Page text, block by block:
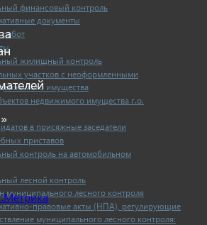
финансовый контроль
документы
жилищный контроль
участков с неоформленными
имущества
недвижимого имущества г.о.
в присяжные заседатели
приставов
контроль на автомобильном
лесной контроль
муниципального лесного контроля
правовые акты (НПА), регулирующие
муниципального лесного контроля: